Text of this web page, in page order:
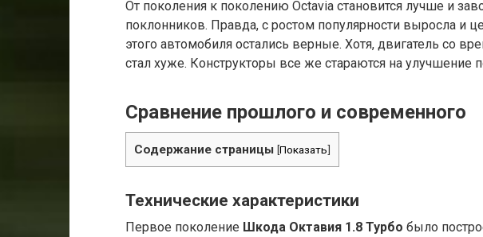
От поколения к поколению Octavia становится лучше и
поклонников. Правда, с ростом популярности выросла и
этого автомобиля остались верные. Хотя, двигатель со
стал хуже. Конструкторы все же стараются на улучшение
Сравнение прошлого и современного
Содержание страницы [Показать]
Технические характеристики
Первое поколение Шкода Октавия 1.8 Турбо было